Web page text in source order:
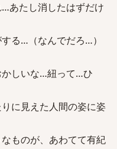
あたし消したはずだけ
る…（なんでだろ…）
かしいな…紐って…ひ
に見えた人間の姿に姿
ものが、あわてて有紀